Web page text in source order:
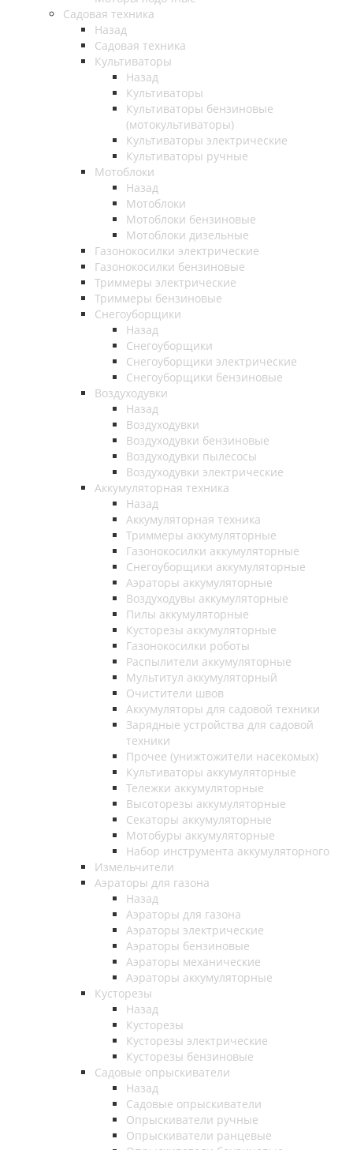
Садовая техника
Назад
Садовая техника
Культиваторы
Назад
Культиваторы
Культиваторы бензиновые
(мотокультиваторы)
Культиваторы электрические
Культиваторы ручные
Мотоблоки
Назад
Мотоблоки
Мотоблоки бензиновые
Мотоблоки дизельные
Газонокосилки электрические
Газонокосилки бензиновые
Триммеры электрические
Триммеры бензиновые
Снегоуборщики
Назад
Снегоуборщики
Снегоуборщики электрические
Снегоуборщики бензиновые
Воздуходувки
Назад
Воздуходувки
Воздуходувки бензиновые
Воздуходувки пылесосы
Воздуходувки электрические
Аккумуляторная техника
Назад
Аккумуляторная техника
Триммеры аккумуляторные
Газонокосилки аккумуляторные
Снегоуборщики аккумуляторные
Аэраторы аккумуляторные
Воздуходувы аккумуляторные
Пилы аккумуляторные
Кусторезы аккумуляторные
Газонокосилки роботы
Распылители аккумуляторные
Мультитул аккумуляторный
Очистители швов
Аккумуляторы для садовой техники
Зарядные устройства для садовой
техники
Прочее (унижтожители насекомых)
Культиваторы аккумуляторные
Тележки аккумуляторные
Высоторезы аккумуляторные
Секаторы аккумуляторные
Мотобуры аккумуляторные
Набор инструмента аккумуляторного
Измельчители
Аэраторы для газона
Назад
Аэраторы для газона
Аэраторы электрические
Аэраторы бензиновые
Аэраторы механические
Аэраторы аккумуляторные
Кусторезы
Назад
Кусторезы
Кусторезы электрические
Кусторезы бензиновые
Садовые опрыскиватели
Назад
Садовые опрыскиватели
Опрыскиватели ручные
Опрыскиватели ранцевые